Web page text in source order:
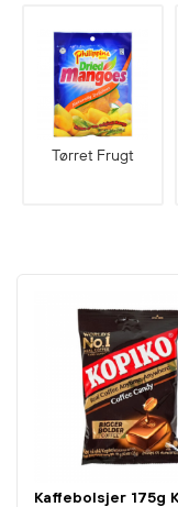
Tørret Frugt
Kaffebolsjer 175g